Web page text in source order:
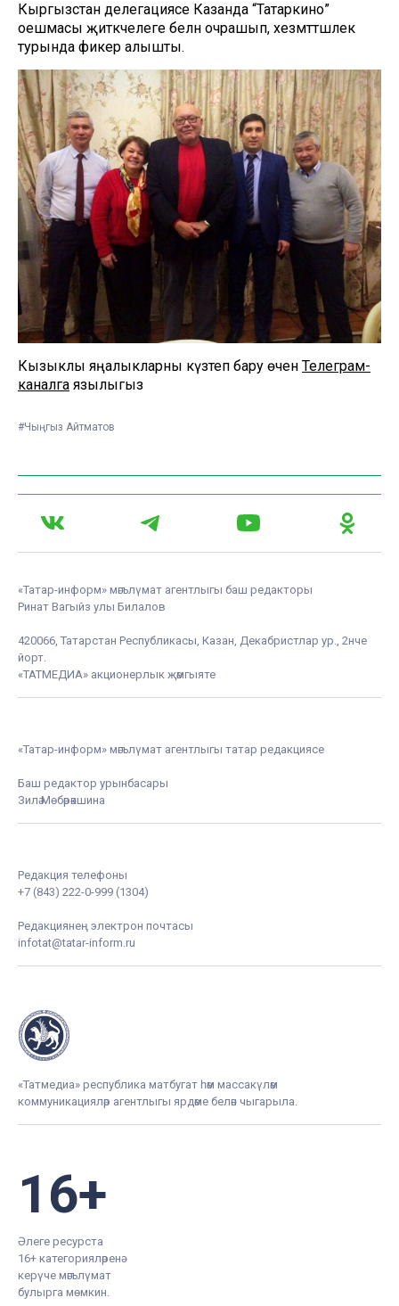
Кыргызстан делегациясе Казанда “Татаркино”
оешмасы җитәкчелеге белән очрашып, хезмәттәшлек
турында фикер алышты.
Кызыклы яңалыкларны күзәтеп бару өчен Телеграм-
каналга язылыгыз
#Чыңгыз Айтматов
«Татар-информ» мәгълүмат агентлыгы баш редакторы
Ринат Вагыйз улы Билалов
420066, Татарстан Республикасы, Казан, Декабристлар ур., 2нче
йорт.
«ТАТМЕДИА» акционерлык җәмгыяте
«Татар-информ» мәгълүмат агентлыгы татар редакциясе
Баш редактор урынбасары
Зилә Мөбәрәкшина
Редакция телефоны
+7 (843) 222-0-999 (1304)
Редакциянең электрон почтасы
infotat@tatar-inform.ru
«Татмедиа» республика матбугат һәм массакүләм
коммуникацияләр агентлыгы ярдәме белән чыгарыла.
16+
Әлеге ресурста
16+ категорияләренә
керүче мәгълүмат
булырга мөмкин.